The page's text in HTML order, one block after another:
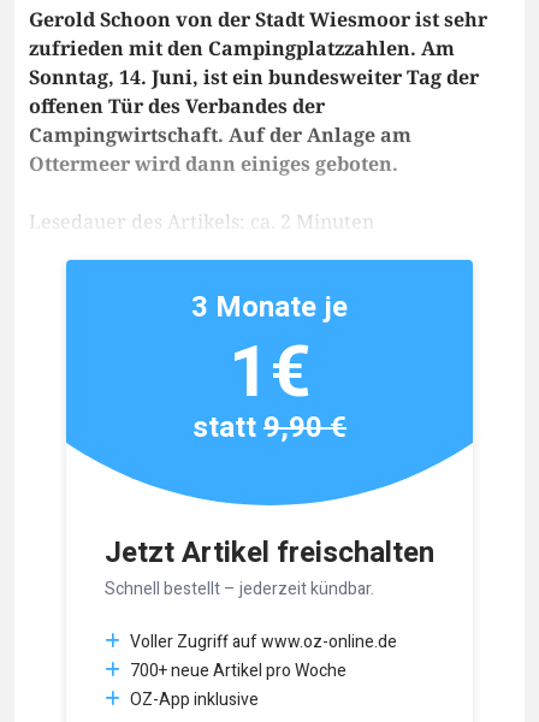
Gerold Schoon von der Stadt Wiesmoor ist sehr
zufrieden mit den Campingplatzzahlen. Am
Sonntag, 14. Juni, ist ein bundesweiter Tag der
offenen Tür des Verbandes der
Campingwirtschaft. Auf der Anlage am
Ottermeer wird dann einiges geboten.
Lesedauer des Artikels: ca. 2 Minuten
Jetzt Artikel freischalten
Schnell bestellt – jederzeit kündbar.
Voller Zugriff auf www.oz-online.de
700+ neue Artikel pro Woche
OZ-App inklusive
3 Monate je
1€
statt9,90 €